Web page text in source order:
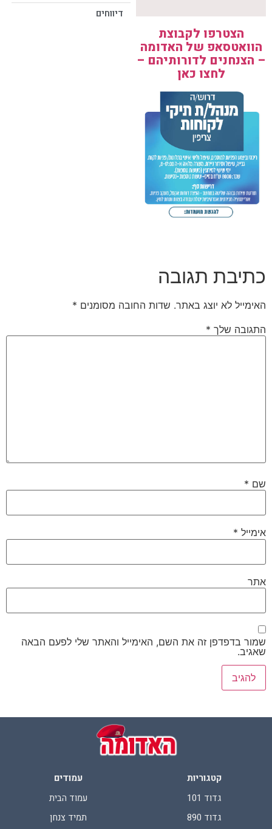
דיווחים
הצטרפו לקבוצת
הוואטסאפ של האדומה
– הצנחנים לדורותיהם –
לחצו כאן
כתיבת תגובה
האימייל לא יוצג באתר. שדות החובה מסומנים *
התגובה שלך *
שם *
אימייל *
אתר
שמור בדפדפן זה את השם, האימייל והאתר שלי לפעם הבאה
שאגיב.
קטגוריות
גדוד 101
גדוד 890
עמודים
עמוד הבית
תמיד צנחן